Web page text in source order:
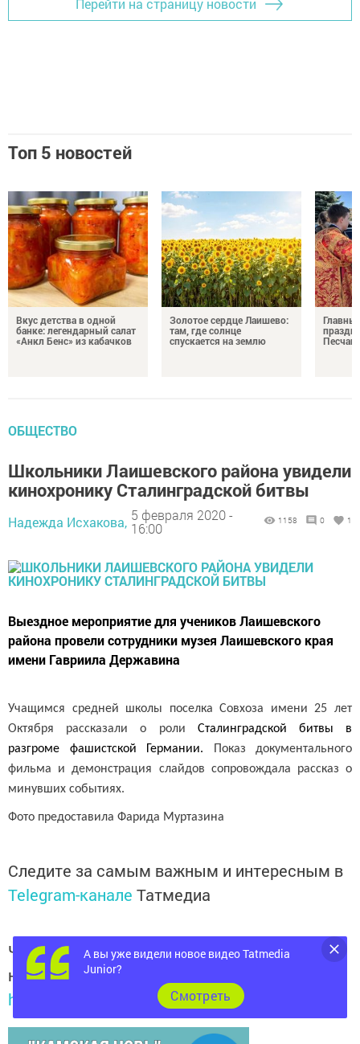
Перейти на страницу новости
Топ 5 новостей
Вкус детства в одной
банке: легендарный салат
«Анкл Бенс» из кабачков
Золотое сердце Лаишево:
там, где солнце
спускается на землю
ОБЩЕСТВО
Школьники Лаишевского района увидели
кинохронику Сталинградской битвы
Надежда Исхакова, 5 февраля 2020 -
16:00
1158 0 1
Выездное мероприятие для учеников Лаишевского
района провели сотрудники музея Лаишевского края
имени Гавриила Державина
Учащимся средней школы поселка Совхоза имени 25 лет
Октября рассказали о роли Сталинградской битвы в
разгроме фашистской Германии.
Показ документального
фильма и демонстрация слайдов сопровождала рассказ о
минувших событиях.
Фото предоставила Фарида Муртазина
Следите за самым важным и интересным в
Telegram-канале Татмедиа
Читайте новости Татарстана в
национальном мессенджере MАХ:
https://max.ru/tatmedia
А вы уже видели новое видео Tatmedia
Junior?
Cмотреть